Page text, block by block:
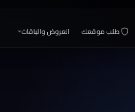
طلب موقعك العروض والباقات